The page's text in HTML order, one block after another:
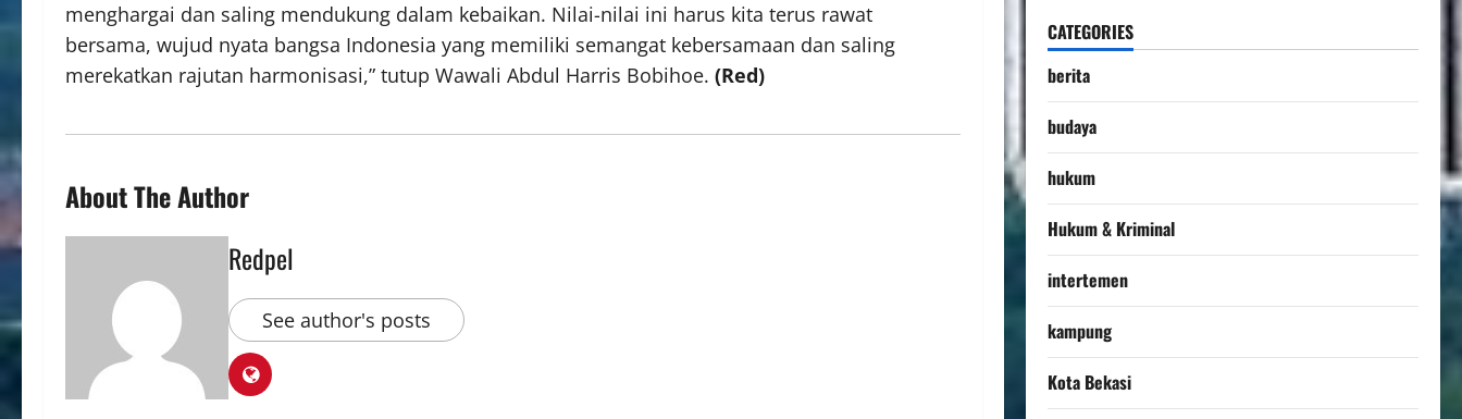
menghargai dan saling mendukung dalam kebaikan. Nilai-nilai ini harus kita terus rawat
bersama, wujud nyata bangsa Indonesia yang memiliki semangat kebersamaan dan saling
merekatkan rajutan harmonisasi,” tutup Wawali Abdul Harris Bobihoe. (Red)
About The Author
Redpel
See author's posts
CATEGORIES
berita
budaya
hukum
Hukum & Kriminal
intertemen
kampung
Kota Bekasi